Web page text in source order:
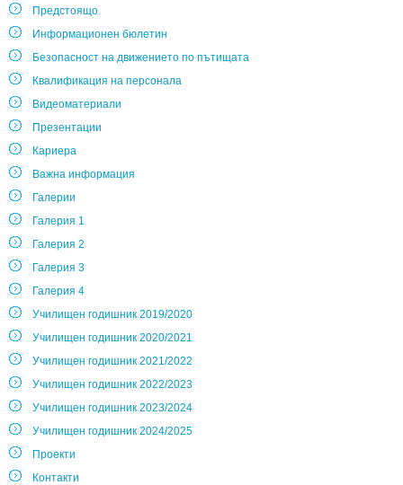
Предстоящо
Информационен бюлетин
Безопасност на движението по пътищата
Квалификация на персонала
Видеоматериали
Презентации
Кариера
Важна информация
Галерии
Галерия 1
Галерия 2
Галерия 3
Галерия 4
Училищен годишник 2019/2020
Училищен годишник 2020/2021
Училищен годишник 2021/2022
Училищен годишник 2022/2023
Училищен годишник 2023/2024
Училищен годишник 2024/2025
Проекти
Контакти